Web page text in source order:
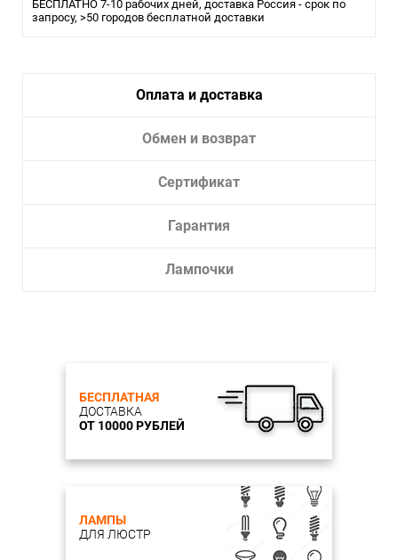
БЕСПЛАТНО 7-10 рабочих дней, доставка Россия - срок по
запросу, >50 городов бесплатной доставки
Оплата и доставка
Обмен и возврат
Сертификат
Гарантия
Лампочки
БЕСПЛАТНАЯ
ДОСТАВКА
ОТ 10000 РУБЛЕЙ
ЛАМПЫ
ДЛЯ ЛЮСТР